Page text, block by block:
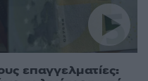
επαγγελματίες: